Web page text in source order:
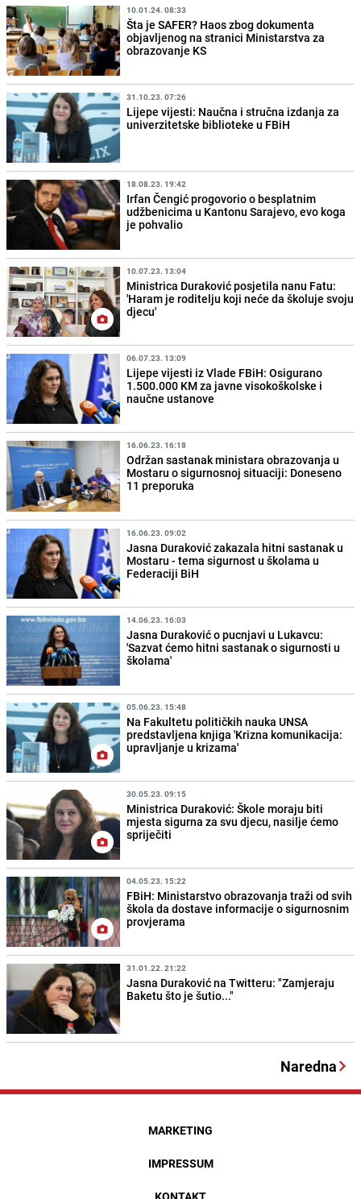
10.01.24. 08:33
Šta je SAFER? Haos zbog dokumenta
objavljenog na stranici Ministarstva za
obrazovanje KS
31.10.23. 07:26
Lijepe vijesti: Naučna i stručna izdanja za
univerzitetske biblioteke u FBiH
18.08.23. 19:42
Irfan Čengić progovorio o besplatnim
udžbenicima u Kantonu Sarajevo, evo koga
je pohvalio
10.07.23. 13:04
Ministrica Duraković posjetila nanu Fatu:
'Haram je roditelju koji neće da školuje svoju
djecu'
06.07.23. 13:09
Lijepe vijesti iz Vlade FBiH: Osigurano
1.500.000 KM za javne visokoškolske i
naučne ustanove
16.06.23. 16:18
Održan sastanak ministara obrazovanja u
Mostaru o sigurnosnoj situaciji: Doneseno
11 preporuka
16.06.23. 09:02
Jasna Duraković zakazala hitni sastanak u
Mostaru - tema sigurnost u školama u
Federaciji BiH
14.06.23. 16:03
Jasna Duraković o pucnjavi u Lukavcu:
'Sazvat ćemo hitni sastanak o sigurnosti u
školama'
05.06.23. 15:48
Na Fakultetu političkih nauka UNSA
predstavljena knjiga 'Krizna komunikacija:
upravljanje u krizama'
30.05.23. 09:15
Ministrica Duraković: Škole moraju biti
mjesta sigurna za svu djecu, nasilje ćemo
spriječiti
04.05.23. 15:22
FBiH: Ministarstvo obrazovanja traži od svih
škola da dostave informacije o sigurnosnim
provjerama
31.01.22. 21:22
Jasna Duraković na Twitteru: "Zamjeraju
Baketu što je šutio..."
Naredna
MARKETING
IMPRESSUM